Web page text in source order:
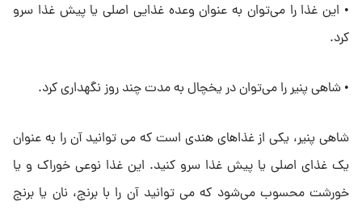
• این غذا را می‌توان به عنوان وعده غذایی اصلی یا پیش غذا سرو
کرد.
• شاهی پنیر را می‌توان در یخچال به مدت چند روز نگهداری کرد.
شاهی پنیر، یکی از غذاهای هندی است که می توانید آن را به عنوان
یک غذای اصلی یا پیش غذا سرو کنید. این غذا نوعی خوراک و یا
خورشت محسوب می‌شود که می توانید آن را با برنج، نان یا برنج